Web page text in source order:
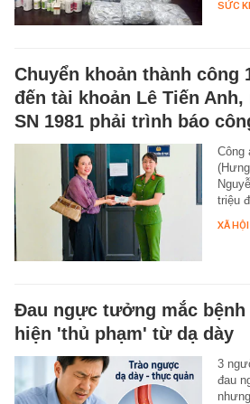
SỨC
Chuyển khoản thành công
đến tài khoản Lê Tiến
SN 1981 phải trình báo
Công
triệu
XÃ HỘI
Đau ngực tưởng mắc
hiện 'thủ phạm' từ dạ dày
3
đau